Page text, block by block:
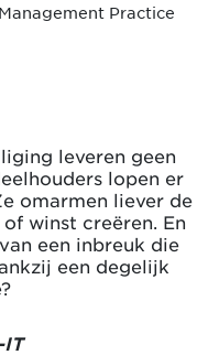
Practice
leveren geen
lopen er
omarmen liever de
winst creëren. En
een inbreuk die
een degelijk
IT